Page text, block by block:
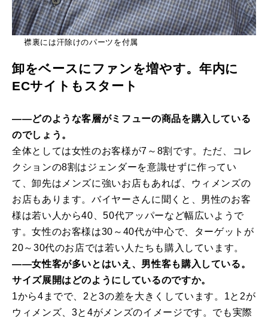
襟裏には汗除けのパーツを付属
卸をベースにファンを増やす。年内に
ECサイトもスタート
――どのような客層がミフューの商品を購入している
のでしょう。
全体としては女性のお客様が7～8割です。ただ、コレ
クションの8割はジェンダーを意識せずに作ってい
て、卸先はメンズに強いお店もあれば、ウィメンズの
お店もあります。バイヤーさんに聞くと、男性のお客
様は若い人から40、50代アッパーなど幅広いようで
す。女性のお客様は30～40代が中心で、ターゲットが
20～30代のお店では若い人たちも購入しています。
――女性客が多いとはいえ、男性客も購入している。
サイズ展開はどのようにしているのですか。
1から4までで、2と3の差を大きくしています。1と2が
ウィメンズ、3と4がメンズのイメージです。でも実際